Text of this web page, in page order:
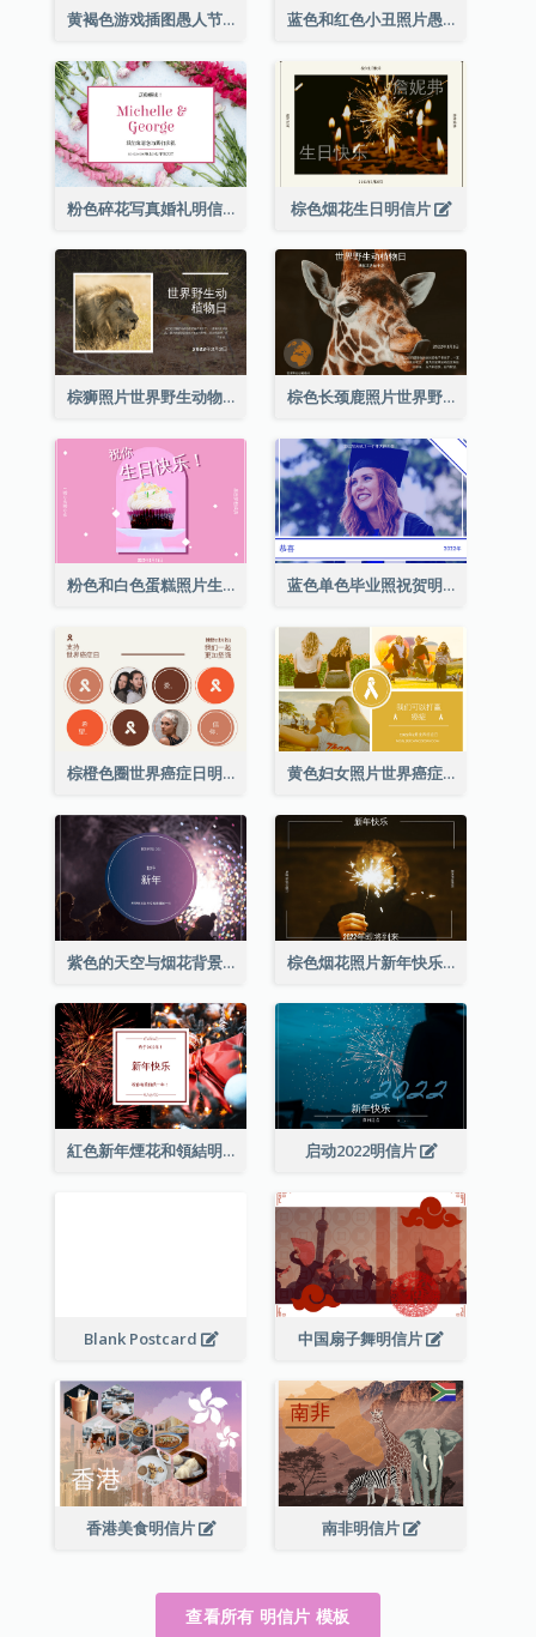
黄褐色游戏插图愚人节明信片 蓝色和红色小丑照片愚人节明信片
粉色碎花写真婚礼明信片 棕色烟花生日明信片
棕狮照片世界野生动物日明信片 棕色长颈鹿照片世界野生动物日明信片
粉色和白色蛋糕照片生日明信片 蓝色单色毕业照祝贺明信片
棕橙色圈世界癌症日明信片 黄色妇女照片世界癌症日明信片
紫色的天空与烟花背景新年明信片 棕色烟花照片新年快乐明信片
紅色新年煙花和領結明信片 启动2022明信片
Blank Postcard 中国扇子舞明信片
香港美食明信片 南非明信片
查看所有 明信片 模板